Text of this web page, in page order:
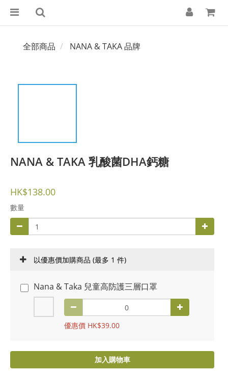
全部商品 NANA & TAKA 品牌
NANA & TAKA 乳酸菌DHA鈣糖
HK$138.00
數量
以優惠價加購商品 (最多 1 件)
Nana & Taka 兒童高防護三層口罩
優惠價 HK$39.00
加入購物車